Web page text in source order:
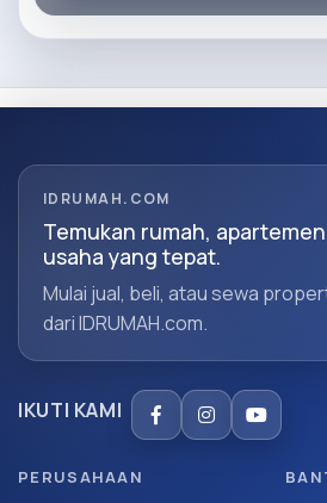
IDRUMAH.COM
Temukan rumah,
usaha yang tepat.
Mulai jual, beli, atau sewa
dari IDRUMAH.com.
IKUTI KAMI
PERUSAHAAN